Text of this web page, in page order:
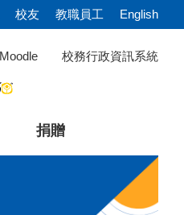
校友 教職員工 English
Moodle 校務行政資訊系統
捐贈